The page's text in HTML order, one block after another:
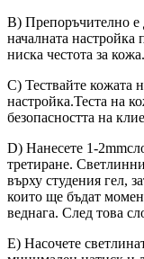
B) Препоръчително е
началната настройка
ниска честота за кожа.
C) Тествайте кожата
настройка.Теста на
безопасността на
D) Нанесете 1-
третиране.
върху студения гел,
които ще бъдат
веднага. След това
E) Насочете